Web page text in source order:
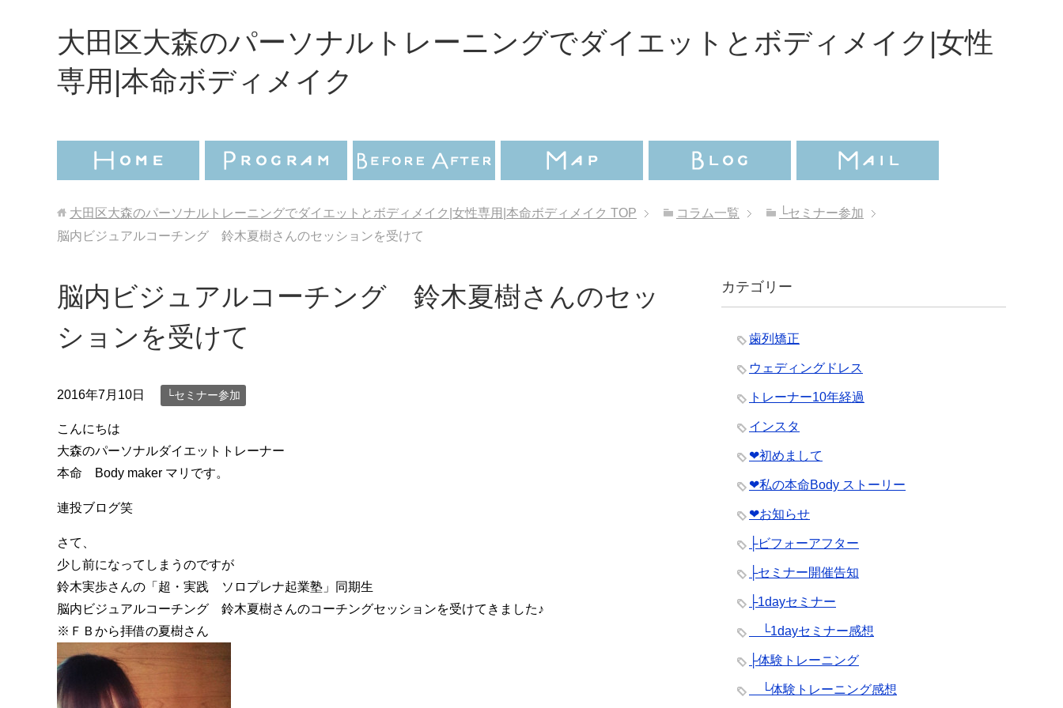
大田区大森のパーソナルトレーニングでダイエットとボディメイク|女性
専用|本命ボディメイク
大田区大森のパーソナルトレーニングでダイエットとボディメイク|女性専用|本命ボディメイク TOP コラム一覧
└セミナー参加
脳内ビジュアルコーチング 鈴木夏樹さんのセッションを受けて
脳内ビジュアルコーチング 鈴木夏樹さんのセッ
ションを受けて
2016年7月10日 └セミナー参加
こんにちは
大森のパーソナルダイエットトレーナー
本命 Body maker マリです。
連投ブログ笑
さて、
少し前になってしまうのですが
鈴木実歩さんの「超・実践 ソロプレナ起業塾」同期生
脳内ビジュアルコーチング 鈴木夏樹さんのコーチングセッションを受けてきました♪
※ＦＢから拝借の夏樹さん
カテゴリー
歯列矯正
ウェディングドレス
トレーナー10年経過
インスタ
❤︎初めまして
❤︎私の本命Body ストーリー
❤︎お知らせ
├ビフォーアフター
├セミナー開催告知
├1dayセミナー
└1dayセミナー感想
├体験トレーニング
└体験トレーニング感想